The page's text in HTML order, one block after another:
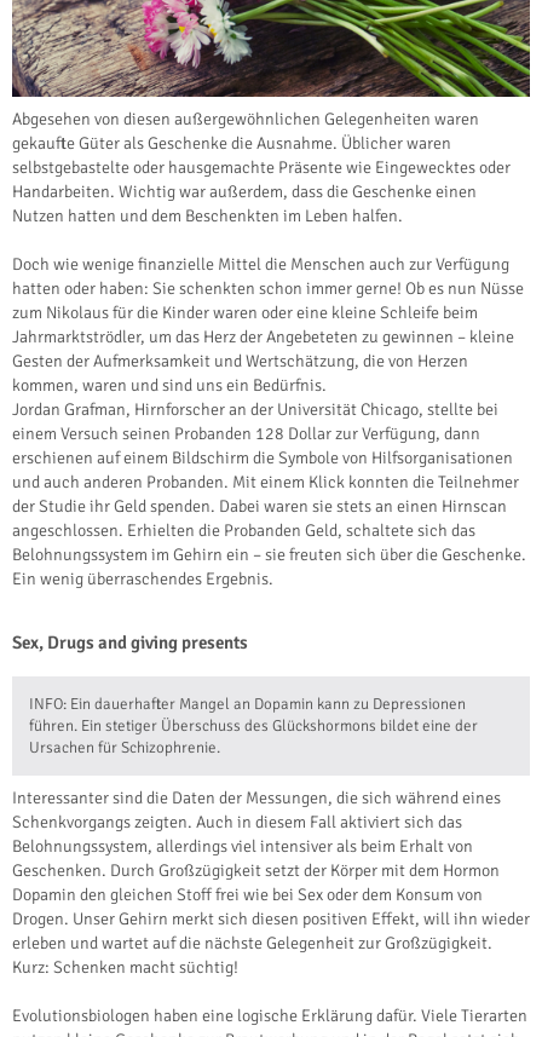
Abgesehen von diesen außergewöhnlichen Gelegenheiten waren
gekaufte Güter als Geschenke die Ausnahme. Üblicher waren
selbstgebastelte oder hausgemachte Präsente wie Eingewecktes oder
Handarbeiten. Wichtig war außerdem, dass die Geschenke einen
Nutzen hatten und dem Beschenkten im Leben halfen.
Doch wie wenige finanzielle Mittel die Menschen auch zur Verfügung
hatten oder haben: Sie schenkten schon immer gerne! Ob es nun Nüsse
zum Nikolaus für die Kinder waren oder eine kleine Schleife beim
Jahrmarktströdler, um das Herz der Angebeteten zu gewinnen – kleine
Gesten der Aufmerksamkeit und Wertschätzung, die von Herzen
kommen, waren und sind uns ein Bedürfnis.
Jordan Grafman, Hirnforscher an der Universität Chicago, stellte bei
einem Versuch seinen Probanden 128 Dollar zur Verfügung, dann
erschienen auf einem Bildschirm die Symbole von Hilfsorganisationen
und auch anderen Probanden. Mit einem Klick konnten die Teilnehmer
der Studie ihr Geld spenden. Dabei waren sie stets an einen Hirnscan
angeschlossen. Erhielten die Probanden Geld, schaltete sich das
Belohnungssystem im Gehirn ein – sie freuten sich über die Geschenke.
Ein wenig überraschendes Ergebnis.
Sex, Drugs and giving presents
INFO: Ein dauerhafter Mangel an Dopamin kann zu Depressionen
führen. Ein stetiger Überschuss des Glückshormons bildet eine der
Ursachen für Schizophrenie.
Interessanter sind die Daten der Messungen, die sich während eines
Schenkvorgangs zeigten. Auch in diesem Fall aktiviert sich das
Belohnungssystem, allerdings viel intensiver als beim Erhalt von
Geschenken. Durch Großzügigkeit setzt der Körper mit dem Hormon
Dopamin den gleichen Stoff frei wie bei Sex oder dem Konsum von
Drogen. Unser Gehirn merkt sich diesen positiven Effekt, will ihn wieder
erleben und wartet auf die nächste Gelegenheit zur Großzügigkeit.
Kurz: Schenken macht süchtig!
Evolutionsbiologen haben eine logische Erklärung dafür. Viele Tierarten